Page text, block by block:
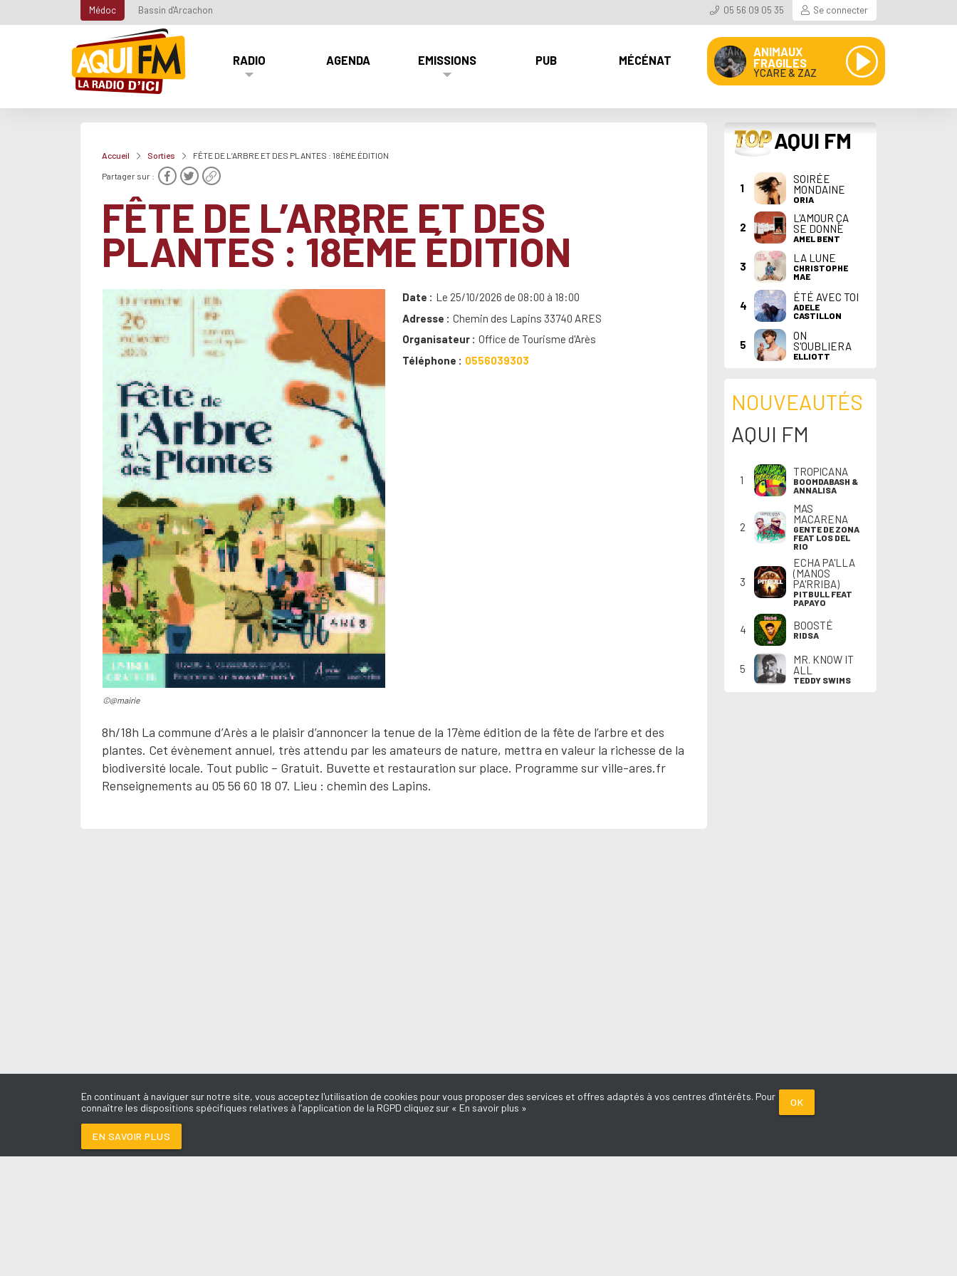
Médoc Bassin d'Arcachon 05 56 09 05 35 Se connecter
RADIO AGENDA EMISSIONS PUB MÉCÉNAT
ANIMAUX
FRAGILES
YCARE & ZAZ
Accueil Sorties FÊTE DE L’ARBRE ET DES PLANTES : 18ÈME ÉDITION
Partager sur :
FÊTE DE L’ARBRE ET DES
PLANTES : 18ÈME ÉDITION
©@mairie
Date
Le 25/10/2026 de 08:00 à 18:00
Adresse
Chemin des Lapins 33740 ARES
Organisateur
Office de Tourisme d'Arès
Téléphone
0556039303
8h/18h La commune d’Arès a le plaisir d’annoncer la tenue de la 17ème édition de la fête de l’arbre et des
plantes. Cet évènement annuel, très attendu par les amateurs de nature, mettra en valeur la richesse de la
biodiversité locale. Tout public – Gratuit. Buvette et restauration sur place. Programme sur ville-ares.fr
Renseignements au 05 56 60 18 07. Lieu : chemin des Lapins.
TOP AQUI FM
1
SOIRÉE
MONDAINE
ORIA
2
L'AMOUR ÇA
SE DONNE
AMEL BENT
3
LA LUNE
CHRISTOPHE
MAE
4
ÉTÉ AVEC TOI
ADELE
CASTILLON
5
ON
S'OUBLIERA
ELLIOTT
NOUVEAUTÉS
AQUI FM
1
TROPICANA
BOOMDABASH &
ANNALISA
2
MAS
MACARENA
GENTE DE ZONA
FEAT LOS DEL
RIO
3
ECHA PA'LLA
(MANOS
PA'RRIBA)
PITBULL FEAT
PAPAYO
4 BOOSTÉ
RIDSA
5
MR. KNOW IT
ALL
TEDDY SWIMS
En continuant à naviguer sur notre site, vous acceptez l'utilisation de cookies pour vous proposer des services et offres adaptés à vos centres d'intérêts. Pour
connaître les dispositions spécifiques relatives à l’application de la RGPD cliquez sur « En savoir plus »
OK
EN SAVOIR PLUS